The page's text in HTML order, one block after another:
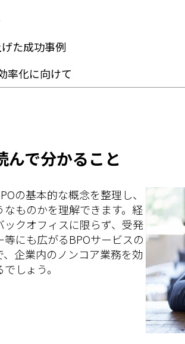
た成功事例
率化に向けて
んで分かること
の基本的な概念を整理し、
ものかを理解できます。経
クオフィスに限らず、受発
にも広がるBPOサービスの
企業内のノンコア業務を効
しょう。